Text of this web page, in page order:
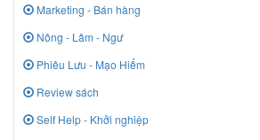
Marketing - Bán hàng
Nông - Lâm - Ngư
Phiêu Lưu - Mạo Hiểm
Review sách
Self Help - Khởi nghiệp